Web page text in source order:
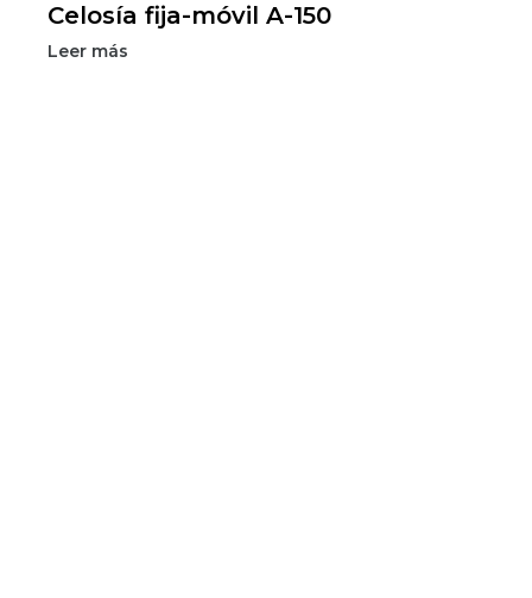
Celosía fija-móvil A-150
Leer más